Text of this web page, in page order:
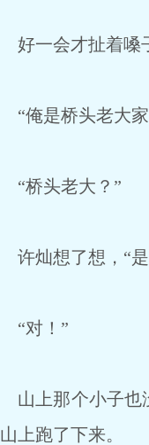
好一会才扯着嗓
“俺是桥头老大
“桥头老大？”
许灿想了想，“
“对！”
山上那个小子也
山上跑了下来。